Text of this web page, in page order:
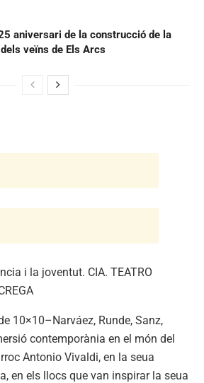
aniversari de la construcció de la
veïns de Els Arcs
i la joventut. CIA. TEATRO
10×10–Narváez, Runde, Sanz,
contemporània en el món del
Antonio Vivaldi, en la seua
en els llocs que van inspirar la seua